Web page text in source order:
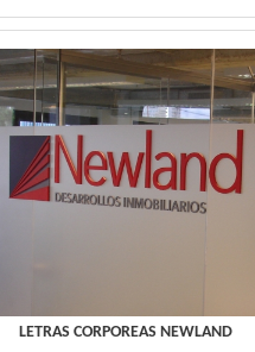
LETRAS CORPOREAS NEWLAND